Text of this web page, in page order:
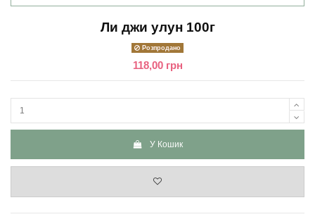
Ли джи улун 100г
Розпродано
118,00 грн
У Кошик